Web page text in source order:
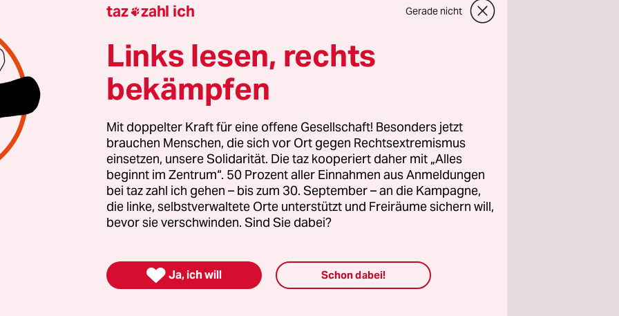
werden, wenn es sich am Nato-Raketenschutzschild
Martin Lidegaard wies am Wochenende
Äußerungen von Russlands Botschafter in Dänemark,
als „inakzeptabel“ zurück.
am Samstag in einem Beitrag für die Tageszeitung
geschrieben, Dänemark sei sich anscheinend über die
nicht im Klaren, sollte es sich dem geplanten
anschließen. „Wenn dies passiert, werden
Ziele russischer Atomraketen“, schrieb Vanin.
Dänen mitmachen, „riskieren wir, dass wir uns gegenseitig
taz zahl ich Gerade nicht
Links lesen, rechts
bekämpfen
Mit doppelter Kraft für eine offene Gesellschaft! Besonders jetzt
brauchen Menschen, die sich vor Ort gegen Rechtsextremismus
einsetzen, unsere Solidarität. Die taz kooperiert daher mit „Alles
beginnt im Zentrum“. 50 Prozent aller Einnahmen aus Anmeldungen
bei taz zahl ich gehen – bis zum 30. September – an die Kampagne,
die linke, selbstverwaltete Orte unterstützt und Freiräume sichern will,
bevor sie verschwinden. Sind Sie dabei?
 Ja, ich will Schon dabei!